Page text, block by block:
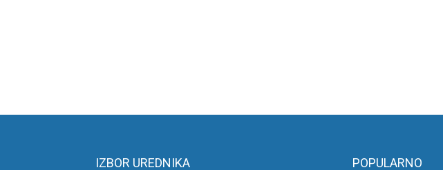
IZBOR UREDNIKA POPULARNO